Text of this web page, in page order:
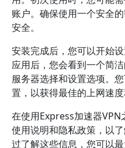
账户。确保使用一个安全
安全。
安装完成后，您可以开始
应用后，您会看到一个简
服务器选择和设置选项。
置，以获得最佳的上网速度
在使用Express加速器
使用说明和隐私政策，以
过了解这些信息，您可以